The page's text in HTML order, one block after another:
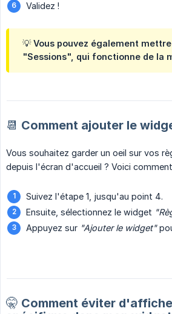
Validez !
💡 Vous pouvez également
"Sessions", qui fonctionne de la
📆 Comment ajouter le
Vous souhaitez garder un oeil sur vos
depuis l'écran d'accueil ? Voici
Suivez l'étape 1, jusqu'au point 4.
Ensuite, sélectionnez le widget
Appuyez sur "Ajouter le widget"
🤫 Comment éviter